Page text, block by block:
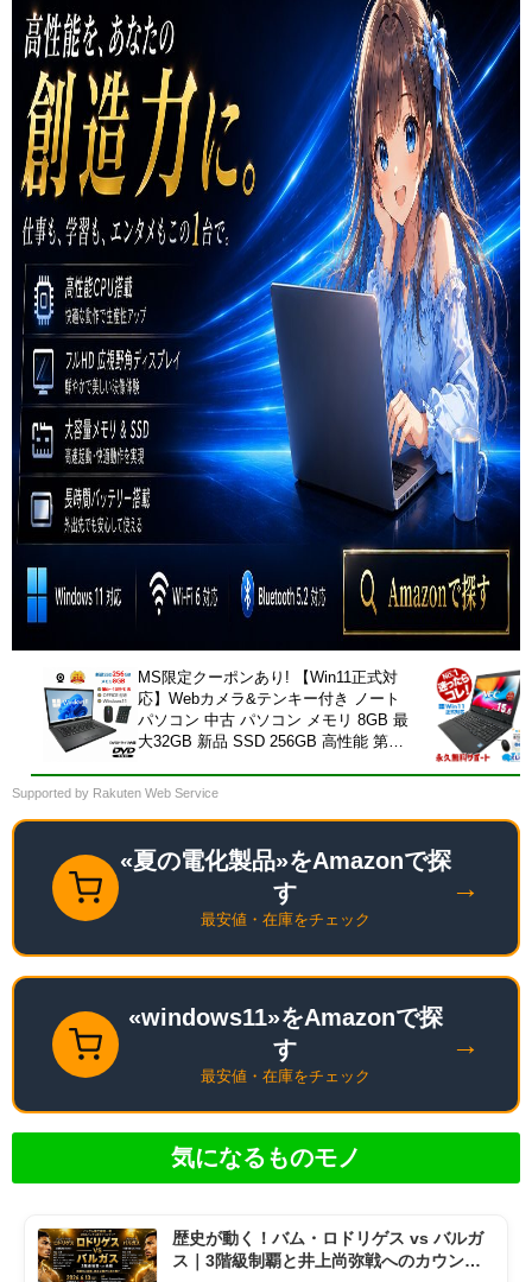
MS限定クーポンあり! 【Win11正式対
応】Webカメラ&テンキー付き ノート
パソコン 中古 パソコン メモリ 8GB 最
大32GB 新品 SSD 256GB 高性能 第8
2026 福袋 ギフト
Supported by Rakuten Web Service
«夏の電化製品»をAmazonで探
す
最安値・在庫をチェック
→
«windows11»をAmazonで探
す
最安値・在庫をチェック
→
気になるものモノ
歴史が動く！バム・ロドリゲス vs バルガ
ス｜3階級制覇と井上尚弥戦へのカウント